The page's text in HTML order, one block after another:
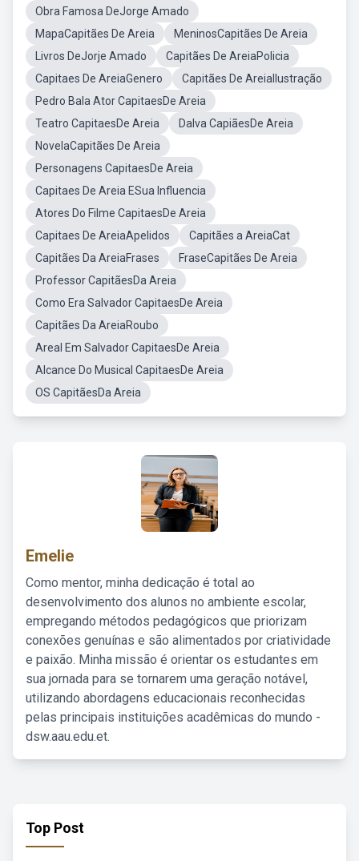
Obra Famosa DeJorge Amado
MapaCapitães De Areia
MeninosCapitães De Areia
Livros DeJorje Amado
Capitães De AreiaPolicia
Capitaes De AreiaGenero
Capitães De AreiaIlustração
Pedro Bala Ator CapitaesDe Areia
Teatro CapitaesDe Areia
Dalva CapiãesDe Areia
NovelaCapitães De Areia
Personagens CapitaesDe Areia
Capitaes De Areia ESua Influencia
Atores Do Filme CapitaesDe Areia
Capitaes De AreiaApelidos
Capitães a AreiaCat
Capitães Da AreiaFrases
FraseCapitães De Areia
Professor CapitãesDa Areia
Como Era Salvador CapitaesDe Areia
Capitães Da AreiaRoubo
Areal Em Salvador CapitaesDe Areia
Alcance Do Musical CapitaesDe Areia
OS CapitãesDa Areia
Emelie
Como mentor, minha dedicação é total ao
desenvolvimento dos alunos no ambiente escolar,
empregando métodos pedagógicos que priorizam
conexões genuínas e são alimentados por criatividade
e paixão. Minha missão é orientar os estudantes em
sua jornada para se tornarem uma geração notável,
utilizando abordagens educacionais reconhecidas
pelas principais instituições acadêmicas do mundo -
dsw.aau.edu.et.
Top Post